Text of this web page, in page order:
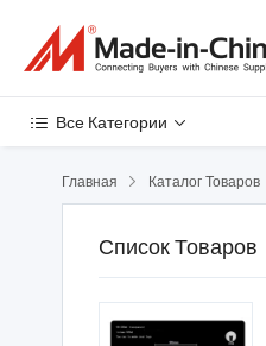
Все Категории
Главная  Каталог Товаров
Список Товаров